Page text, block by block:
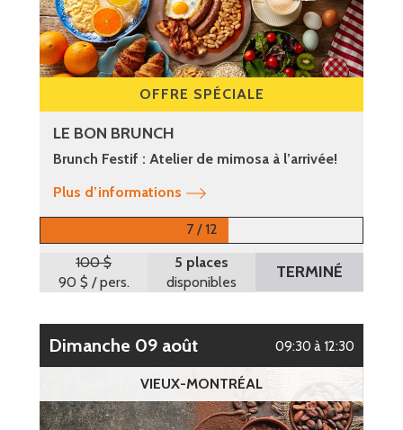
OFFRE SPÉCIALE
LE BON BRUNCH
Brunch Festif : Atelier de mimosa à l’arrivée!
Plus d’informations
7 / 12
100 $
90 $ / pers.
5 places
disponibles
TERMINÉ
dimanche 09 août 09:30 à 12:30
VIEUX-MONTRÉAL